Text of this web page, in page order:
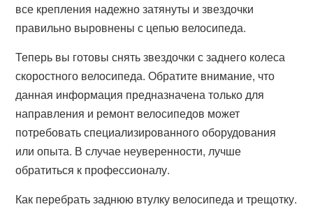
все крепления надежно затянуты и звездочки
правильно выровнены с цепью велосипеда.
Теперь вы готовы снять звездочки с заднего колеса
скоростного велосипеда. Обратите внимание, что
данная информация предназначена только для
направления и ремонт велосипедов может
потребовать специализированного оборудования
или опыта. В случае неуверенности, лучше
обратиться к профессионалу.
Как перебрать заднюю втулку велосипеда и трещотку.